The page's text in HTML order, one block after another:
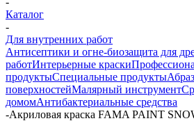
Каталог
-
Для внутренних работ
Антисептики и огне-биозащита для
работИнтерьерные краски
продуктыСпециальные продукты
поверхностейМалярный инструмент
домомАнтибактериальные средства
-Акриловая краска FAMA PAINT